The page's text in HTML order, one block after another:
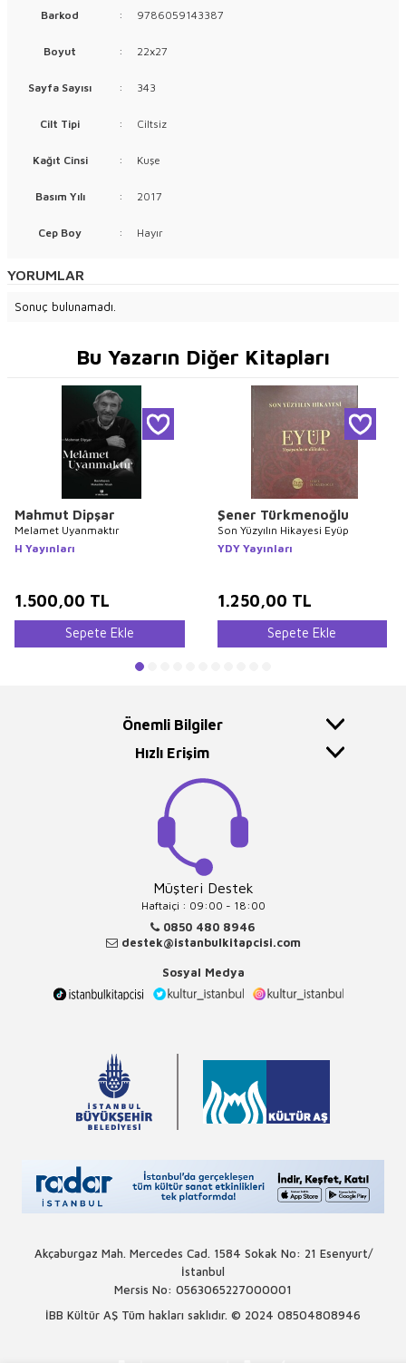
Barkod : 9786059143387
Boyut : 22x27
Sayfa Sayısı : 343
Cilt Tipi : Ciltsiz
Kağıt Cinsi : Kuşe
Basım Yılı : 2017
Cep Boy : Hayır
YORUMLAR
Sonuç bulunamadı.
Bu Yazarın Diğer Kitapları
Mahmut Dipşar
Melamet Uyanmaktır
H Yayınları
1.500,00 TL
Sepete Ekle
Şener Türkmenoğlu
Son Yüzyılın Hikayesi Eyüp
YDY Yayınları
1.250,00 TL
Sepete Ekle
Önemli Bilgiler
Hızlı Erişim
Müşteri Destek
Haftaiçi : 09:00 - 18:00
0850 480 8946
destek@istanbulkitapcisi.com
Sosyal Medya
Akçaburgaz Mah. Mercedes Cad. 1584 Sokak No: 21 Esenyurt/
İstanbul
Mersis No: 0563065227000001
İBB Kültür AŞ Tüm hakları saklıdır. © 2024 08504808946